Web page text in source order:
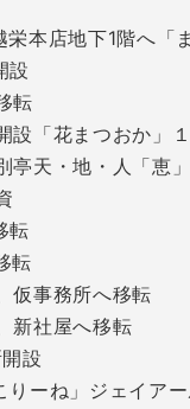
本店地下1階へ「
設
転
設「花まつおか」
天・地・人「恵
転
転
仮事務所へ移転
新社屋へ移転
設
ーね」ジェイア